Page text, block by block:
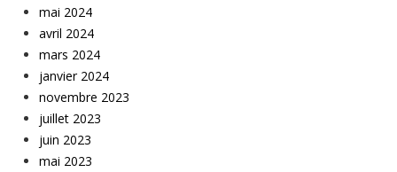
mai 2024
avril 2024
mars 2024
janvier 2024
novembre 2023
juillet 2023
juin 2023
mai 2023